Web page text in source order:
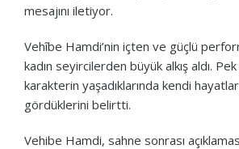
mesajını iletiyor.
Vehîbe Hamdi’nin içten ve güçlü
kadın seyircilerden büyük alkış aldı.
karakterin yaşadıklarında kendi
gördüklerini belirtti.
Vehibe Hamdi, sahne sonrası